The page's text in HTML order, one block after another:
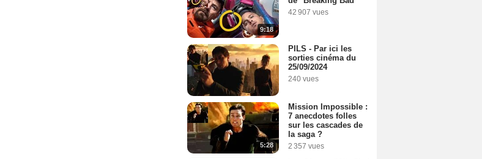
9:18
42 907 vues
PILS - Par ici les
sorties cinéma du
25/09/2024
240 vues
5:28
Mission Impossible :
7 anecdotes folles
sur les cascades de
la saga ?
2 357 vues